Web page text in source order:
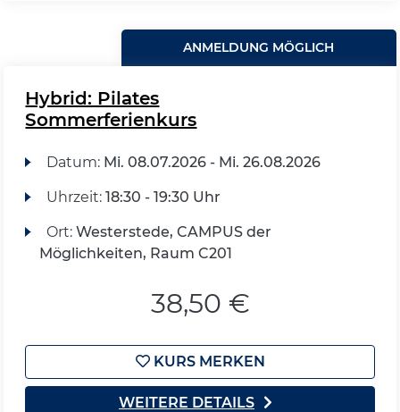
ANMELDUNG MÖGLICH
Hybrid: Pilates
Sommerferienkurs
Datum: Mi. 08.07.2026 - Mi. 26.08.2026
Uhrzeit: 18:30 - 19:30 Uhr
Ort: Westerstede, CAMPUS der
Möglichkeiten, Raum C201
38,50 €
KURS MERKEN
WEITERE DETAILS